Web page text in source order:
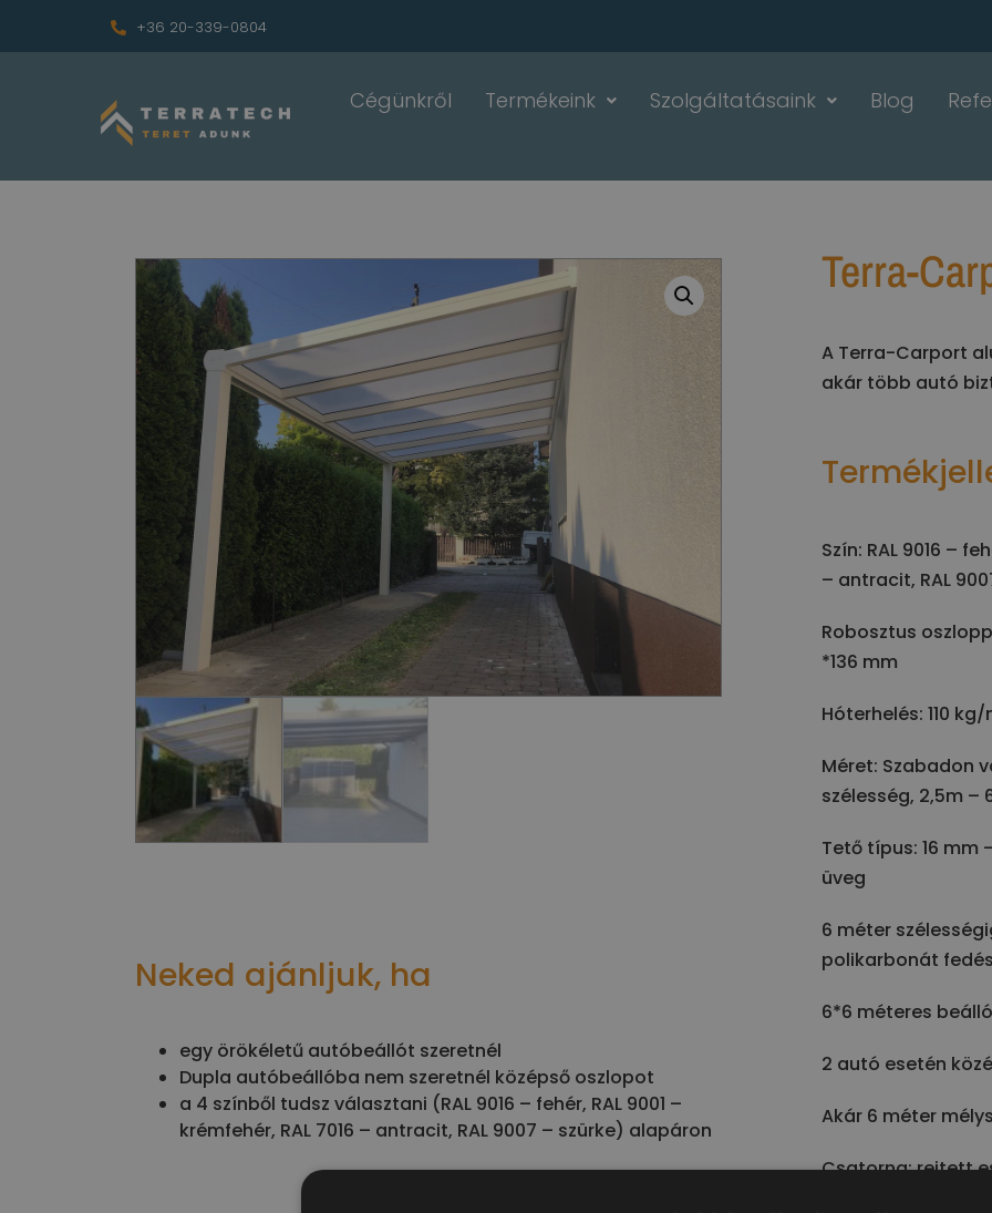
+36 20-339-0804
Cégünkről Termékeink Szolgáltatásaink Blog
Neked ajánljuk, ha
egy örökéletű autóbeállót szeretnél
Dupla autóbeállóba nem szeretnél középső oszlopot
a 4 színből tudsz választani (RAL 9016 – fehér, RAL 9001 –
krémfehér, RAL 7016 – antracit, RAL 9007 – szürke) alapáron
Terra-
A Terra-Carport
akár több autó
Szín: RAL 9016 –
– antracit, RAL
Robosztus
*136 mm
Hóterhelés: 110 kg/
Méret: Szabadon
szélesség, 2,5m –
Tető típus: 16 mm
üveg
6 méter
polikarbonát
6*6 méteres beálló
2 autó esetén
Akár 6 méter
Csatorna: rejtett